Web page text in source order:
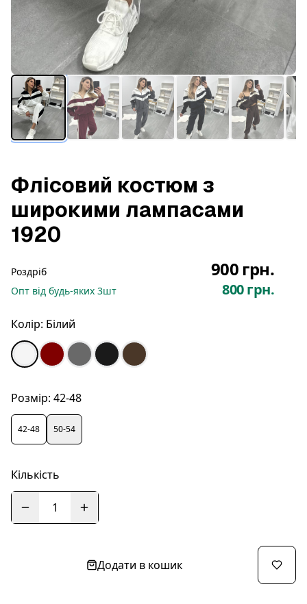
Флісовий костюм з
широкими лампасами
1920
Роздріб 900 грн.
Опт від будь-яких 3шт 800 грн.
Колір: Білий
Розмір: 42-48
42-48 50-54
Кількість
1
Додати в кошик